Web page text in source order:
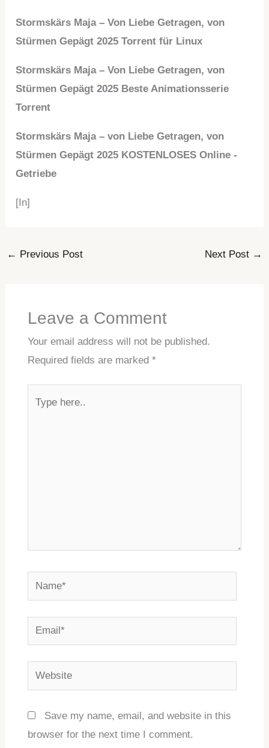
Stormskärs Maja – Von Liebe Getragen, von
Stürmen Gepägt 2025 Torrent für Linux
Stormskärs Maja – Von Liebe Getragen, von
Stürmen Gepägt 2025 Beste Animationsserie
Torrent
Stormskärs Maja – von Liebe Getragen, von
Stürmen Gepägt 2025 KOSTENLOSES Online -
Getriebe
[In]
← Previous Post Next Post →
Leave a Comment
Your email address will not be published.
Required fields are marked *
Name*
Email*
Website
Save my name, email, and website in this
browser for the next time I comment.